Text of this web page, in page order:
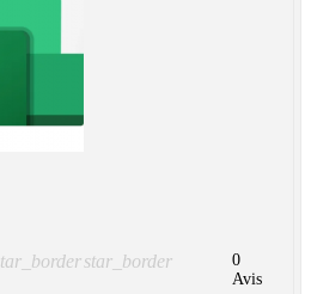
star_border
0
Avis